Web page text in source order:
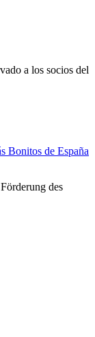
a los socios del
Bonitos de España
des